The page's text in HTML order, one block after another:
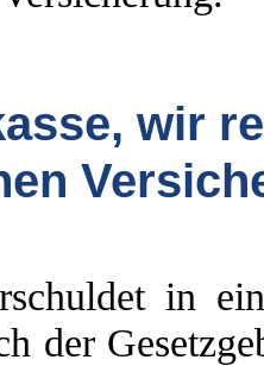
wir
in
der